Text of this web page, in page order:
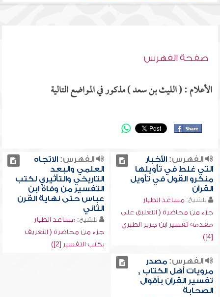
صفحة الفهرس
الأعلام : ( الليث بن سعد ) مذكور في المواضع التالية
الفهرس:الأخبار
التي غلط في تأويلها
منكرو القول في تأويل
القرآن
للشيخ: مساعد الطيار
جزء من محاضرة ( التعليق على
مقدمة تفسير ابن جرير الطبري
[4])
الفهرس:الاتجاه
العلمي والبعد
التاريخي والتأثيري لكتب
التفسير من وفاة ابن
عباس حتى نهاية القرن
الثاني
للشيخ: مساعد الطيار
جزء من محاضرة ( التعريف
بكتب التفسير [2])
الفهرس:مصدر
مرويات أهل الكتاب ,
تفسير القرآن بأقوال
الصحابة